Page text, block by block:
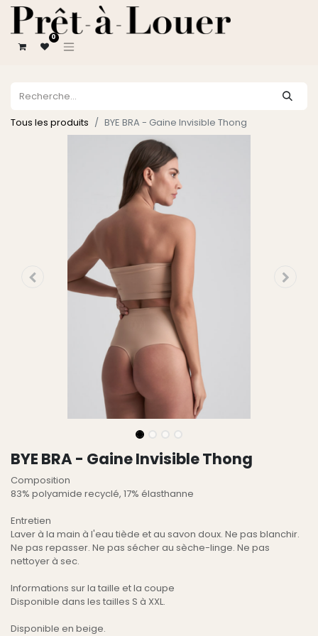
0
Tous les produits BYE BRA - Gaine Invisible Thong
BYE BRA - Gaine Invisible Thong
Composition
83% polyamide recyclé, 17% élasthanne
Entretien
Laver à la main à l'eau tiède et au savon doux. Ne pas blanchir.
Ne pas repasser. Ne pas sécher au sèche-linge. Ne pas
nettoyer à sec.
Informations sur la taille et la coupe
Disponible dans les tailles S à XXL.
Disponible en beige.